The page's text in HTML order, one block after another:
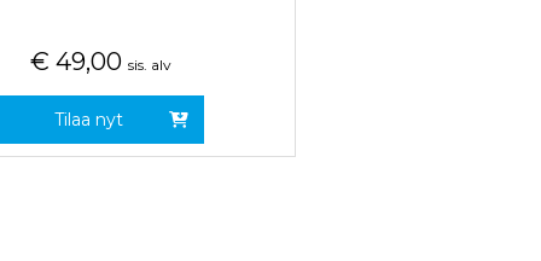
€ 49,00 sis. alv
Tilaa nyt